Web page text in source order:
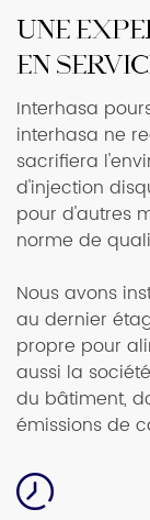
UNE
EN
Interhasa
interhasa ne
sacrifiera
d'injection
pour d'autres
norme de
Nous avons
au dernier
propre pour
aussi la
du bâtiment,
émissions de